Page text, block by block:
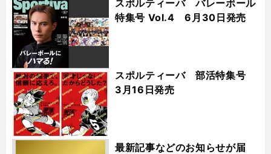
スポルティーバ バレーボール
特集号 Vol.4 6月30日発売
スポルティーバ 部活特集号
3月16日発売
最新記事などのお知らせが届